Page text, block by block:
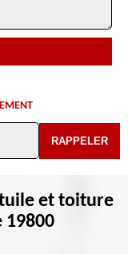
et toiture
19800